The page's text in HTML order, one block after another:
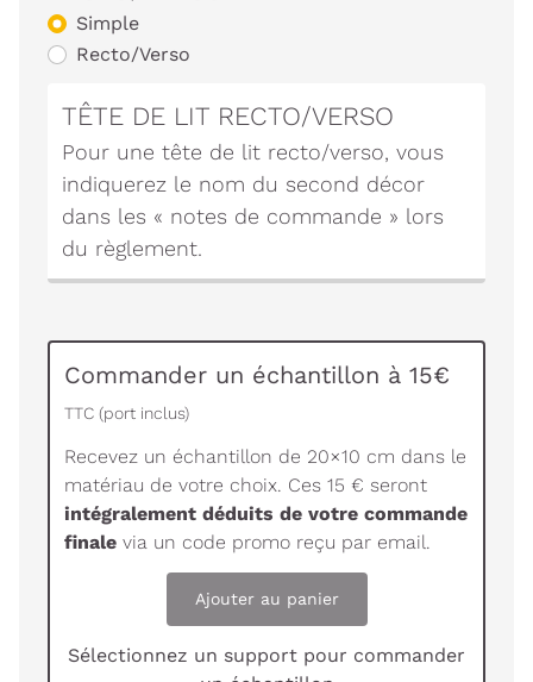
Simple
Recto/Verso
TÊTE DE LIT RECTO/VERSO
Pour une tête de lit recto/verso, vous
indiquerez le nom du second décor
dans les « notes de commande » lors
du règlement.
Commander un échantillon à 15€
TTC (port inclus)
Recevez un échantillon de 20×10 cm dans le
matériau de votre choix. Ces 15 € seront
intégralement déduits de votre commande
finale via un code promo reçu par email.
Ajouter au panier
Sélectionnez un support pour commander